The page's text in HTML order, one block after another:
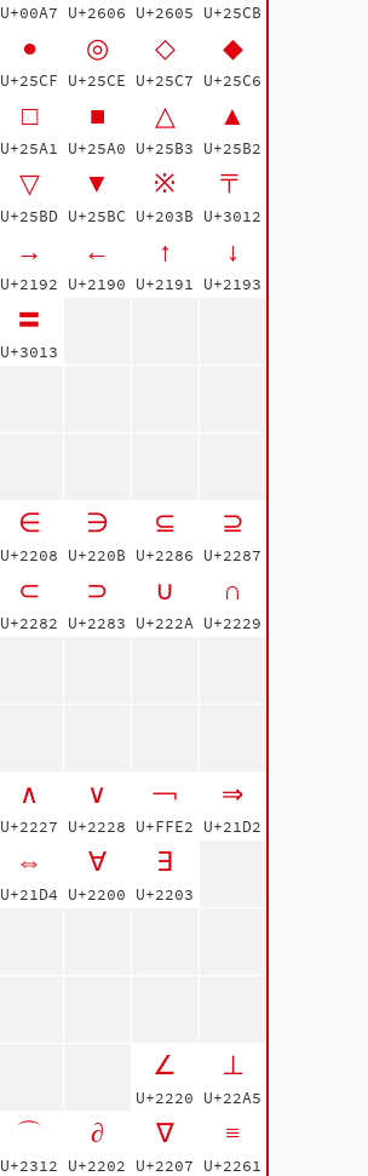
U+00A7 U+2606 U+2605 U+25CB
●
U+25CF
◎
U+25CE
◇
U+25C7
◆
U+25C6
□
U+25A1
■
U+25A0
△
U+25B3
▲
U+25B2
▽
U+25BD
▼
U+25BC
※
U+203B
〒
U+3012
→
U+2192
←
U+2190
↑
U+2191
↓
U+2193
〓
U+3013
∈
U+2208
∋
U+220B
⊆
U+2286
⊇
U+2287
⊂
U+2282
⊃
U+2283
∪
U+222A
∩
U+2229
∧
U+2227
∨
U+2228
￢
U+FFE2
⇒
U+21D2
⇔
U+21D4
∀
U+2200
∃
U+2203
∠
U+2220
⊥
U+22A5
⌒
U+2312
∂
U+2202
∇
U+2207
≡
U+2261